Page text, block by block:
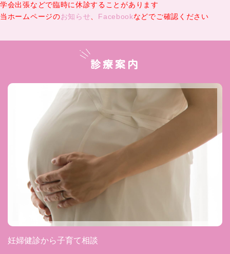
学会出張などで臨時に休診することがあります
当ホームページのお知らせ Facebookなどでご確認ください
診療案内
妊婦健診から子育て相談